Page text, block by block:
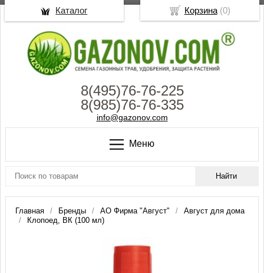
8(495)76-76-225
8(985)76-76-335
info@gazonov.com
Меню
Главная Бренды АО Фирма "Август"
Август для дома
Клопоед, ВК (100 мл)
Корзина(0)
Каталог